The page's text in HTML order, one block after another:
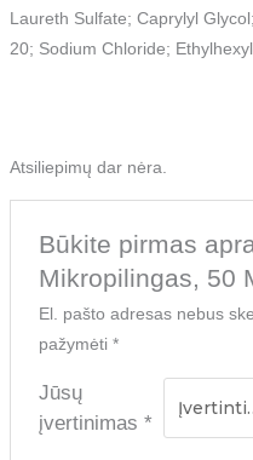
Laureth Sulfate; Caprylyl
20; Sodium Chloride;
Atsiliepimų dar nėra.
Būkite pirmas
Mikropilingas, 50
El. pašto adresas nebus
pažymėti *
Jūsų
įvertinimas *